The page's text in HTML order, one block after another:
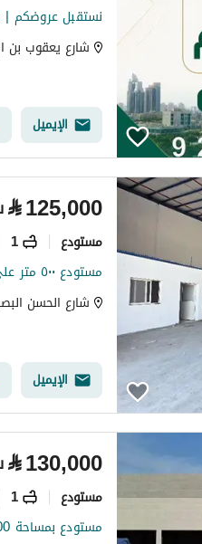
نستقبل عروضكم |
شارع يعقوب بن
الإيميل
⃁125,000
مستودع 1
مستودع ٥٠٠ متر على ١٤٠ ألف بالخالدية الشمالية
شارع الحسن
الإيميل
⃁130,000
مستودع 1